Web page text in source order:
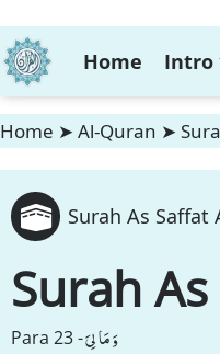
Home Intro
Home ➤ Al-Quran ➤
Surah As Saffat
Surah
Para 23 -وَ مَا لِیَ